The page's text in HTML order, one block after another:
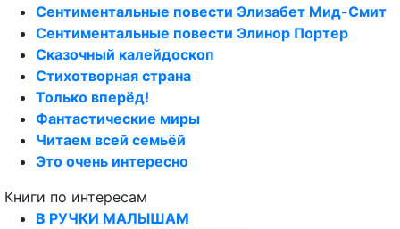
Сентиментальные повести Элизабет Мид-Смит
Сентиментальные повести Элинор Портер
Сказочный калейдоскоп
Стихотворная страна
Только вперёд!
Фантастические миры
Читаем всей семьёй
Это очень интересно
Книги по интересам
В РУЧКИ МАЛЫШАМ